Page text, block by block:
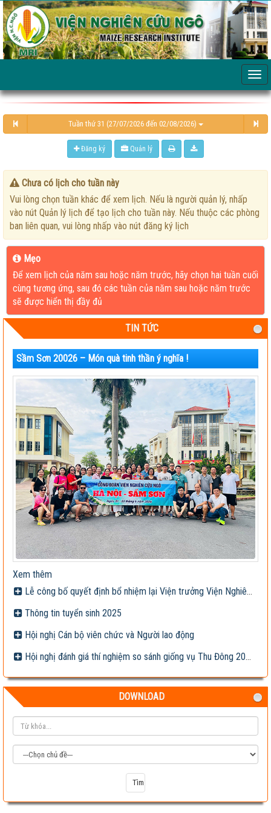
Tuần thứ 31 (27/07/2026 đến 02/08/2026)
Đăng ký Quản lý
Chưa có lịch cho tuần này
Vui lòng chọn tuần khác để xem lịch. Nếu là người quản lý, nhấp
vào nút Quản lý lịch để tạo lịch cho tuần này. Nếu thuộc các phòng
ban liên quan, vui lòng nhấp vào nút đăng ký lịch
Mẹo
Để xem lịch của năm sau hoặc năm trước, hãy chọn hai tuần cuối
cùng tương ứng, sau đó các tuần của năm sau hoặc năm trước
sẽ được hiển thị đầy đủ
TIN TỨC
Sầm Sơn 20026 – Món quà tinh thần ý nghĩa !
Xem thêm
Lễ công bố quyết định bổ nhiệm lại Viện trưởng Viện Nghiên cứu Ngô cho Ông Nguyễn Xuân Thắng
Sáng ngày 29/04/2026 Viện Khoa học Nông nghiệp Việt Nam đã
chính thức công bố Quyết định bổ nhiệm lại chức danh Viện
Thông tin tuyển sinh 2025
Hội nghị Cán bộ viên chức và Người lao động
Hội nghị đánh giá thí nghiệm so sánh giống vụ Thu Đông 2023
Ngày 16/11/2023 Viện Nghiên cứu Ngô tổ chức Hội nghị Đánh
giá thí nghiệm so sánh giống vụ Thu Đông 2023 và giới thiệu một
só giống ngô lai triển vọng... Xem thêm
DOWNLOAD